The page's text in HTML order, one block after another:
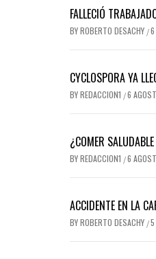
FALLECIÓ
BYROBERTO DESACHY /
CYCLOSPORA YA
BYREDACCION1 /6
¿COMER
BYREDACCION1 /6
ACCIDENTE EN LA
BYROBERTO DESACHY /